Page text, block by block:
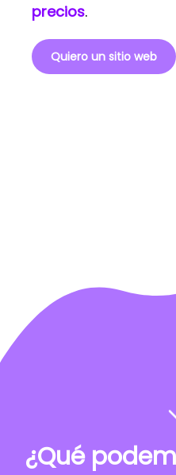
precios.
Quiero un sitio web
¿Qué